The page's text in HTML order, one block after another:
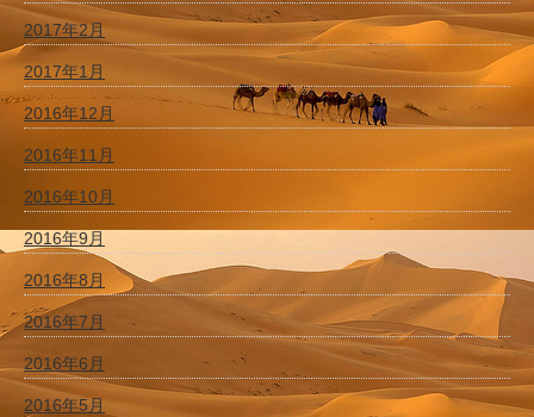
2017年2月
2017年1月
2016年12月
2016年11月
2016年10月
2016年9月
2016年8月
2016年7月
2016年6月
2016年5月